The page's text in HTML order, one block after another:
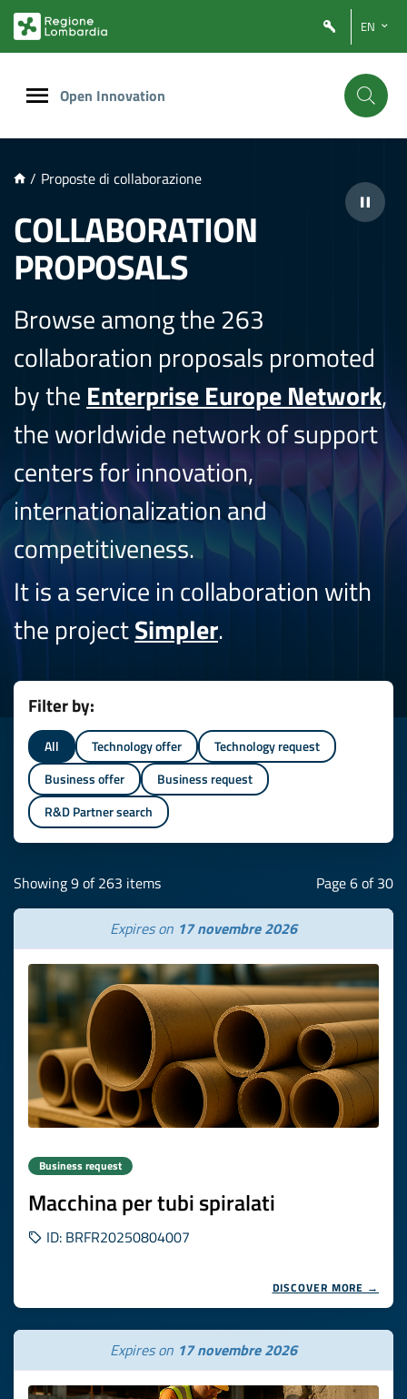
PRINCIPALE
EN
Open Innovation
/ Proposte di collaborazione
COLLABORATION
PROPOSALS
Browse among the 263
collaboration proposals promoted
by the Enterprise Europe Network,
the worldwide network of support
centers for innovation,
internationalization and
competitiveness.
It is a service in collaboration with
the projectSimpler.
Filter by:
All Technology offer
Technology request
Business offer
Business request
R&D Partner search
Showing 9 of 263 items Page 6 of 30
Expires on 17 novembre 2026
Business request
Macchina per tubi spiralati
ID: BRFR20250804007
DISCOVER MORE →
Expires on 17 novembre 2026